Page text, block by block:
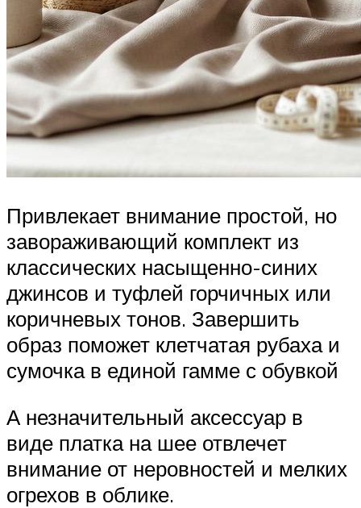
Привлекает внимание простой, но
завораживающий комплект из
классических насыщенно-синих
джинсов и туфлей горчичных или
коричневых тонов. Завершить
образ поможет клетчатая рубаха и
сумочка в единой гамме с обувкой
А незначительный аксессуар в
виде платка на шее отвлечет
внимание от неровностей и мелких
огрехов в облике.